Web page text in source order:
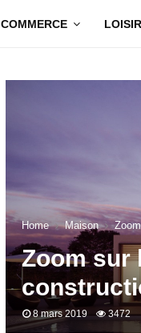
COMMERCE
Home Maison
Zoom sur
8 mars 2019 3472